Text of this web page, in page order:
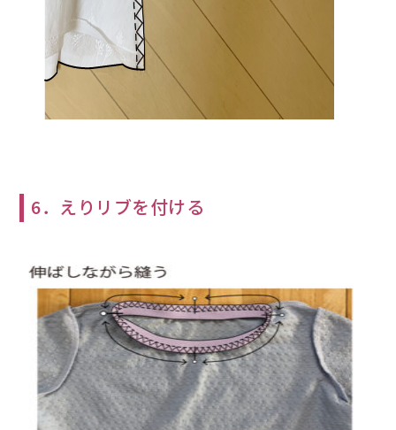
6．えりリブを付ける